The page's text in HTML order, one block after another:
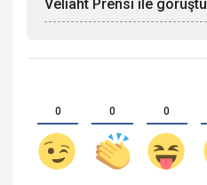
Veliaht Prensi ile görüştü
0 0 0